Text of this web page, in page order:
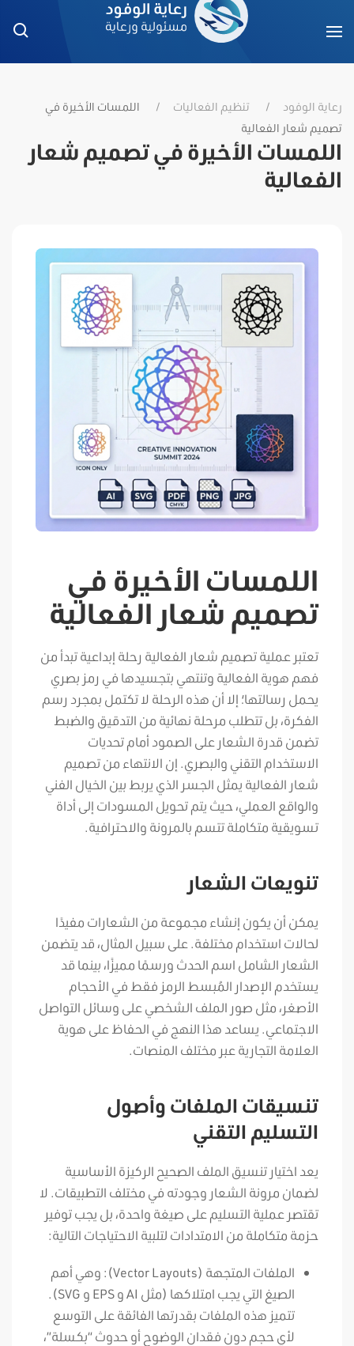
رعاية الوفود تنظيم الفعاليات
اللمسات الأخيرة في
تصميم شعار الفعالية
اللمسات الأخيرة في تصميم شعار
الفعالية
اللمسات الأخيرة في
تصميم شعار الفعالية
تعتبر عملية تصميم شعار الفعالية رحلة إبداعية تبدأ من
فهم هوية الفعالية وتنتهي بتجسيدها في رمز بصري
يحمل رسالتها؛ إلا أن هذه الرحلة لا تكتمل بمجرد رسم
الفكرة، بل تتطلب مرحلة نهائية من التدقيق والضبط
تضمن قدرة الشعار على الصمود أمام تحديات
الاستخدام التقني والبصري. إن الانتهاء من تصميم
شعار الفعالية يمثل الجسر الذي يربط بين الخيال الفني
والواقع العملي، حيث يتم تحويل المسودات إلى أداة
تسويقية متكاملة تتسم بالمرونة والاحترافية.
تنويعات الشعار
يمكن أن يكون إنشاء مجموعة من الشعارات مفيدًا
لحالات استخدام مختلفة. على سبيل المثال، قد يتضمن
الشعار الشامل اسم الحدث ورسمًا مميزًا، بينما قد
يستخدم الإصدار المُبسط الرمز فقط في الأحجام
الأصغر، مثل صور الملف الشخصي على وسائل التواصل
الاجتماعي. يساعد هذا النهج في الحفاظ على هوية
العلامة التجارية عبر مختلف المنصات.
تنسيقات الملفات وأصول
التسليم التقني
يعد اختيار تنسيق الملف الصحيح الركيزة الأساسية
لضمان مرونة الشعار وجودته في مختلف التطبيقات. لا
تقتصر عملية التسليم على صيغة واحدة، بل يجب توفير
حزمة متكاملة من الامتدادات لتلبية الاحتياجات التالية:
الملفات المتجهة (Vector Layouts): وهي أهم
الصيغ التي يجب امتلاكها (مثل AI و EPS و SVG).
تتميز هذه الملفات بقدرتها الفائقة على التوسع
لأي حجم دون فقدان الوضوح أو حدوث “بكسلة”،